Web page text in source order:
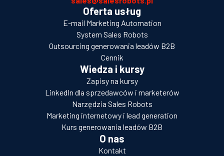
Oferta usług
E-mail Marketing Automation
System Sales Robots
Outsourcing generowania leadów B2B
Cennik
Wiedza i kursy
Zapisy na kursy
LinkedIn dla sprzedawców i marketerów
Narzędzia Sales Robots
Marketing internetowy i lead generation
Kurs generowania leadów B2B
O nas
Kontakt